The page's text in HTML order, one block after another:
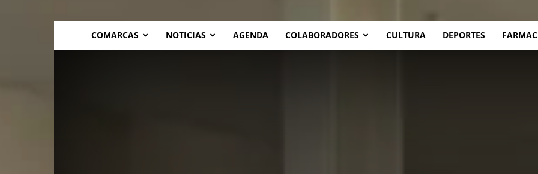
COMARCAS NOTICIAS AGENDA COLABORADORES CULTURA DEPORTES